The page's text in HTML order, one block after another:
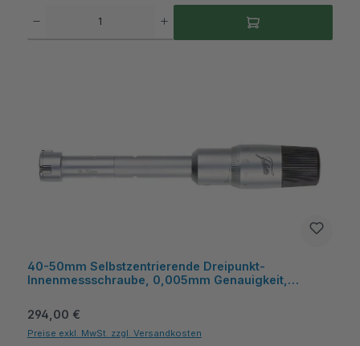
40-50mm Selbstzentrierende Dreipunkt-
Innenmessschraube, 0,005mm Genauigkeit,
IndustryLine
Regulärer Preis:
294,00 €
Preise exkl. MwSt. zzgl. Versandkosten